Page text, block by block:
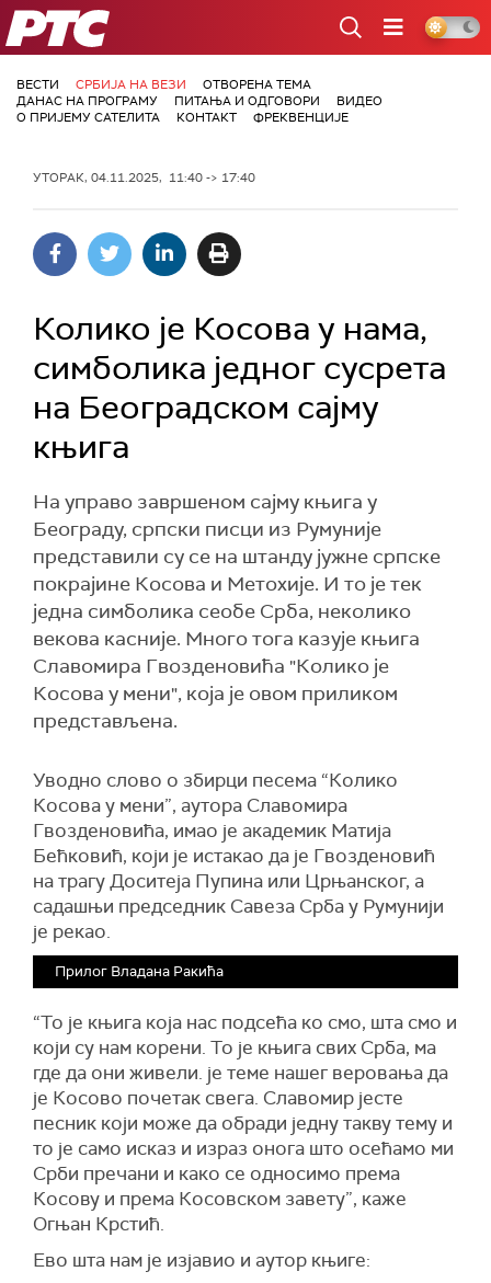
РТС
ВЕСТИ СРБИЈА НА ВЕЗИ
ОТВОРЕНА ТЕМА
ДАНАС НА ПРОГРАМУ
ПИТАЊА И ОДГОВОРИ
ВИДЕО
О ПРИЈЕМУ САТЕЛИТА
КОНТАКТ ФРЕКВЕНЦИЈЕ
УТОРАК, 04.11.2025, 11:40 -> 17:40
Колико је Косова у нама,
симболика једног сусрета
на Београдском сајму
књига
На управо завршеном сајму књига у
Београду, српски писци из Румуније
представили су се на штанду јужне српске
покрајине Косова и Метохије. И то је тек
једна симболика сеобе Срба, неколико
векова касније. Много тога казује књига
Славомира Гвозденовића "Колико је
Косова у мени", која је овом приликом
представљена.
Уводно слово о збирци песема “Колико
Косовa у мени”, аутора Славомира
Гвозденовића, имао је академик Матија
Бећковић, који је истакао да је Гвозденовић
на трагу Доситеја Пупина или Црњанског, а
садашњи председник Савеза Срба у Румунији
је рекао.
Прилог Владана Ракића
“То је књига која нас подсећа ко смо, шта смо и
који су нам корени. То је књига свих Срба, ма
где да они живели. је теме нашег веровања да
је Косово почетак свега. Славомир јесте
песник који може да обради једну такву тему и
то је само исказ и израз онога што осећамо ми
Срби пречани и како се односимо према
Косову и према Косовском завету”, каже
Огњан Крстић.
Ево шта нам је изјавио и аутор књиге: